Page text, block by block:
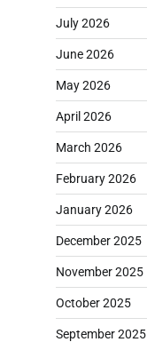
July 2026
June 2026
May 2026
April 2026
March 2026
February 2026
January 2026
December 2025
November 2025
October 2025
September 2025